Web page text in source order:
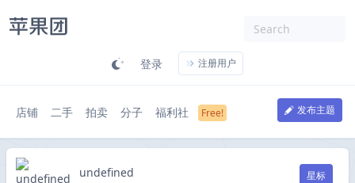
登录 注册用户
店铺 二手 拍卖 分子 福利社 发布主题
undefined
星标